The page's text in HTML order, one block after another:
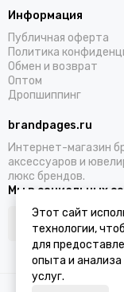
Информация
Публичная оферта
Политика
Обмен и возврат
Оптом
Дропшиппинг
brandpages.ru
Интернет-магазин
аксессуаров и
люкс брендов.
Мы в социальных
Этот сайт
технологии,
для
опыта и
услуг.